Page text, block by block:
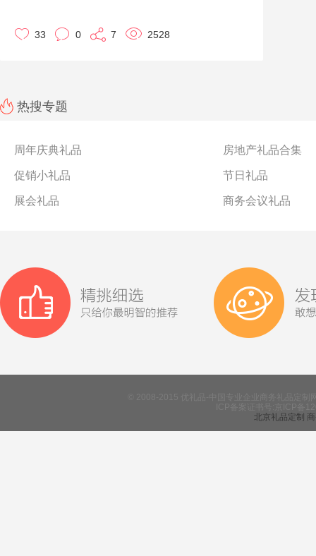
33 0 7 2528
热搜专题
周年庆典礼品 房地产礼品合集
促销小礼品 节日礼品
展会礼品 商务会议礼品
北京礼品定制